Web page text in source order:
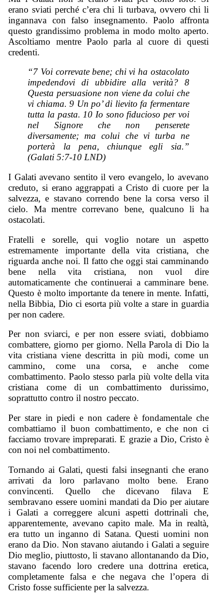
erano sviati perché c’era chi li turbava, ovvero chi li
ingannava con falso insegnamento. Paolo affronta
questo grandissimo problema in modo molto aperto.
Ascoltiamo mentre Paolo parla al cuore di questi
credenti.
“7 Voi correvate bene; chi vi ha ostacolato
impedendovi di ubbidire alla verità? 8
Questa persuasione non vieneda colui che
vi chiama. 9 Un po’ di lievito fa fermentare
tutta la pasta. 10 Io sono fiducioso per voi
nel Signore che non penserete
diversamente; ma colui che vi turba ne
porterà la pena, chiunque egli sia.”
(Galati 5:7-10 LND)
I Galati avevano sentito il vero evangelo, lo avevano
creduto, si erano aggrappati a Cristo di cuore per la
salvezza, e stavano correndo bene la corsa verso il
cielo. Ma mentre correvano bene, qualcuno li ha
ostacolati.
Fratelli e sorelle, qui voglio notare un aspetto
estremamente importante della vita cristiana, che
riguarda anche noi. Il fatto che oggi stai camminando
bene nella vita cristiana, non vuol dire
automaticamente che continuerai a camminare bene.
Questo è molto importante da tenere in mente. Infatti,
nella Bibbia, Dio ci esorta più volte a stare in guardia
per non cadere.
Per non sviarci, e per non essere sviati, dobbiamo
combattere, giorno per giorno. Nella Parola di Dio la
vita cristiana viene descritta in più modi, come un
cammino, come una corsa, e anche come
combattimento. Paolo stesso parla più volte della vita
cristiana come di un combattimento durissimo,
soprattutto contro il nostro peccato.
Per stare in piedi e non cadere è fondamentale che
combattiamo il buon combattimento, e che non ci
facciamo trovare impreparati. E grazie a Dio, Cristo è
con noi nel combattimento.
Tornando ai Galati, questi falsi insegnanti che erano
arrivati da loro parlavano molto bene. Erano
convincenti. Quello che dicevano filava E
sembravano essere uomini mandati da Dio per aiutare
i Galati a correggere alcuni aspetti dottrinali che,
apparentemente, avevano capito male. Ma in realtà,
era tutto un inganno di Satana. Questi uomini non
erano da Dio. Non stavano aiutando i Galati a seguire
Dio meglio, piuttosto, li stavano allontanando da Dio,
stavano facendo loro credere una dottrina eretica,
completamente falsa e che negava che l’opera di
Cristo fosse sufficiente per la salvezza.